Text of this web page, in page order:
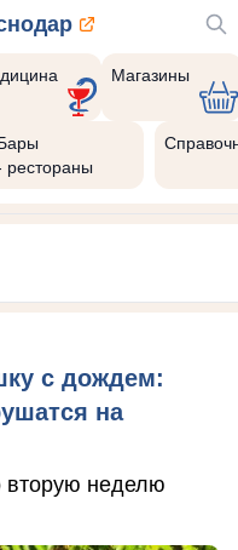
Магазины
рестораны
с дождем:
на
вторую неделю